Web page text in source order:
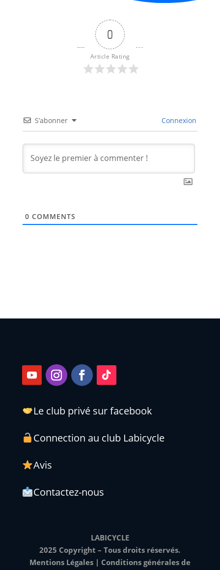
0
Article Rating
S’abonner Connexion
0 COMMENTS
Le club privé sur facebook
Connection au club Labicycle
Avis
Contactez-nous
LABICYCLE
2025 Copyright – Tous droits réservés.
Mentions Légales| Conditions générales de